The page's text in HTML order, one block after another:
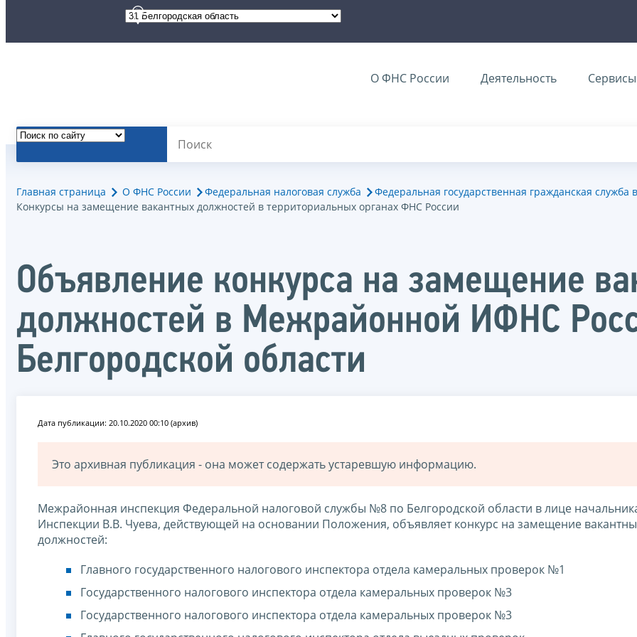
О ФНС России Деятельность Сервисы
Главная страница О ФНС России Федеральная налоговая служба
Федеральная государственная гражданская служба
Конкурсы на замещение вакантных должностей в территориальных органах ФНС России
Объявление конкурса на замещение
должностей в Межрайонной ИФНС
Белгородской области
Дата публикации: 20.10.2020 00:10 (архив)
Это архивная публикация - она может содержать устаревшую информацию.
Межрайонная инспекция Федеральной налоговой службы №8 по Белгородской области в лице
Инспекции В.В. Чуева, действующей на основании Положения, объявляет конкурс на замещение
должностей:
Главного государственного налогового инспектора отдела камеральных проверок №1
Государственного налогового инспектора отдела камеральных проверок №3
Государственного налогового инспектора отдела камеральных проверок №3